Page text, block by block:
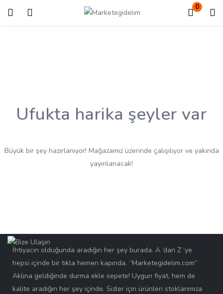
0
Giriş Kayıt ol
Ufukta harika şeyler var
Büyük bir şey hazırlanıyor! Mağazamız üzerinde çalışılıyor ve yakında
yayınlanacak!
İhtiyacın olduğunda aradığın her şey burada. A ‘dan Z ‘ye
hepsi içinde bir tıkla hemen kapında. “Marketegidelim.com”
Aklına geldiğinde durma ekle sepete! Uygun fiyat, hem de
kalite aradığın her şey içinde. Sizler için ürünleri stoklarımıza